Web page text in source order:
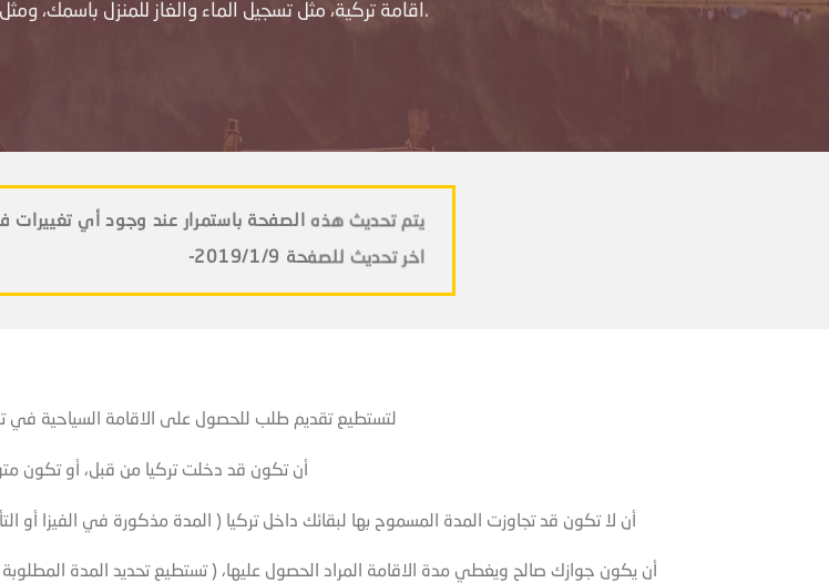
اقامة تركية، مثل تسجيل الماء والغاز للمنزل باسمك، ومثل اصدار اقامة العمل ورخصة القيادة.
يتم تحديث هذه الصفحة باستمرار عند وجود أي تغييرات
-اخر تحديث للصفحة 2019/1/9
لتستطيع تقديم طلب للحصول على الاقامة السياحية في
أن تكون قد دخلت تركيا من قبل، أو تكون
أن لا تكون قد تجاوزت المدة المسموح بها لبقائك داخل تركيا ( المدة مذكورة في الفيزا أو
أن يكون جوازك صالح ويغطي مدة الاقامة المراد الحصول عليها، ( تستطيع تحديد المدة